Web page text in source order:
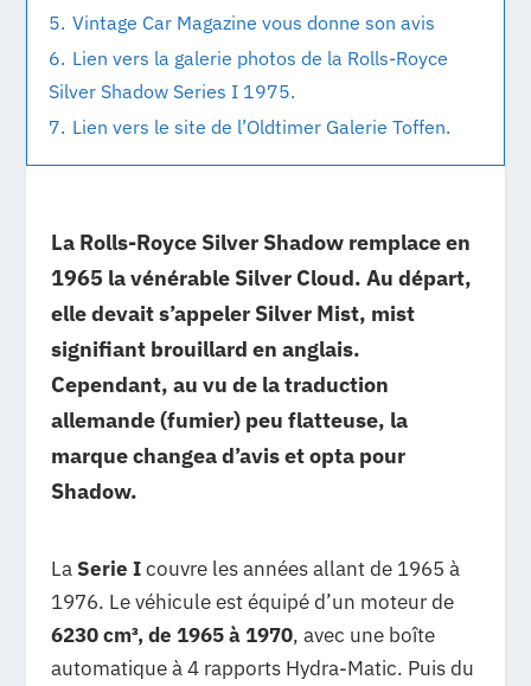
5. Vintage Car Magazine vous donne son avis
6. Lien vers la galerie photos de la Rolls-Royce
Silver Shadow Series I 1975.
7. Lien vers le site de l’Oldtimer Galerie Toffen.
La Rolls-Royce Silver Shadow remplace en
1965 la vénérable Silver Cloud. Au départ,
elle devait s’appeler Silver Mist, mist
signifiant brouillard en anglais.
Cependant, au vu de la traduction
allemande (fumier) peu flatteuse, la
marque changea d’avis et opta pour
Shadow.
La Serie Icouvre les années allant de 1965 à
1976. Le véhicule est équipé d’un moteur de
6230 cm³, de 1965 à 1970, avec une boîte
automatique à 4 rapports Hydra-Matic. Puis du